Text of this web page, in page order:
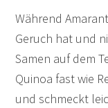
Während
Geruch hat und
Samen auf dem
Quinoa fast wie
und schmeckt